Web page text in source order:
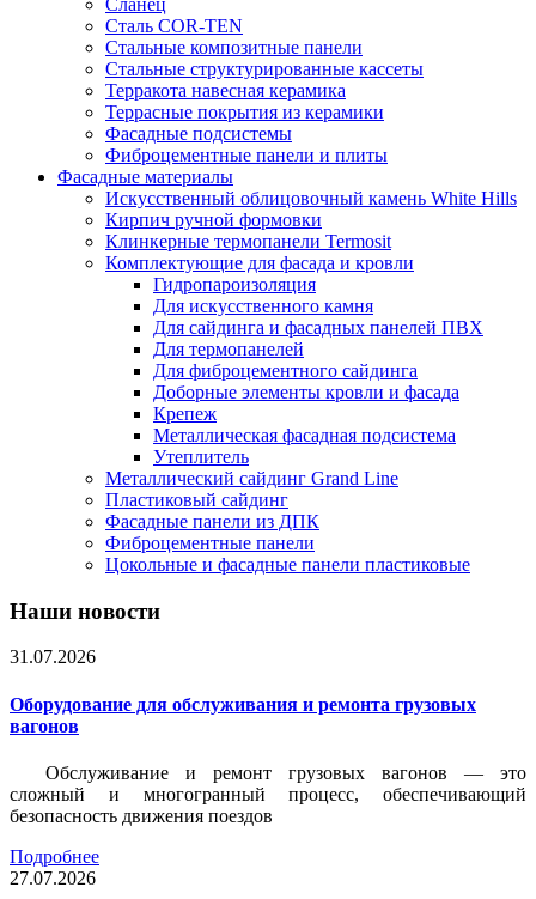
Сланец
Сталь COR-TEN
Стальные композитные панели
Стальные структурированные кассеты
Терракота навесная керамика
Террасные покрытия из керамики
Фасадные подсистемы
Фиброцементные панели и плиты
Фасадные материалы
Искусственный облицовочный камень White Hills
Кирпич ручной формовки
Клинкерные термопанели Termosit
Комплектующие для фасада и кровли
Гидропароизоляция
Для искусственного камня
Для сайдинга и фасадных панелей ПВХ
Для термопанелей
Для фиброцементного сайдинга
Доборные элементы кровли и фасада
Крепеж
Металлическая фасадная подсистема
Утеплитель
Металлический сайдинг Grand Line
Пластиковый сайдинг
Фасадные панели из ДПК
Фиброцементные панели
Цокольные и фасадные панели пластиковые
Наши новости
31.07.2026
Оборудование для обслуживания и ремонта грузовых
вагонов
Обслуживание и ремонт грузовых вагонов — это
сложный и многогранный процесс, обеспечивающий
безопасность движения поездов
Подробнее
27.07.2026